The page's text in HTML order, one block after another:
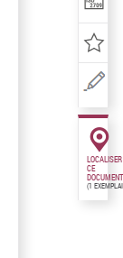
LOCALISER
CE
DOCUMENT
(1